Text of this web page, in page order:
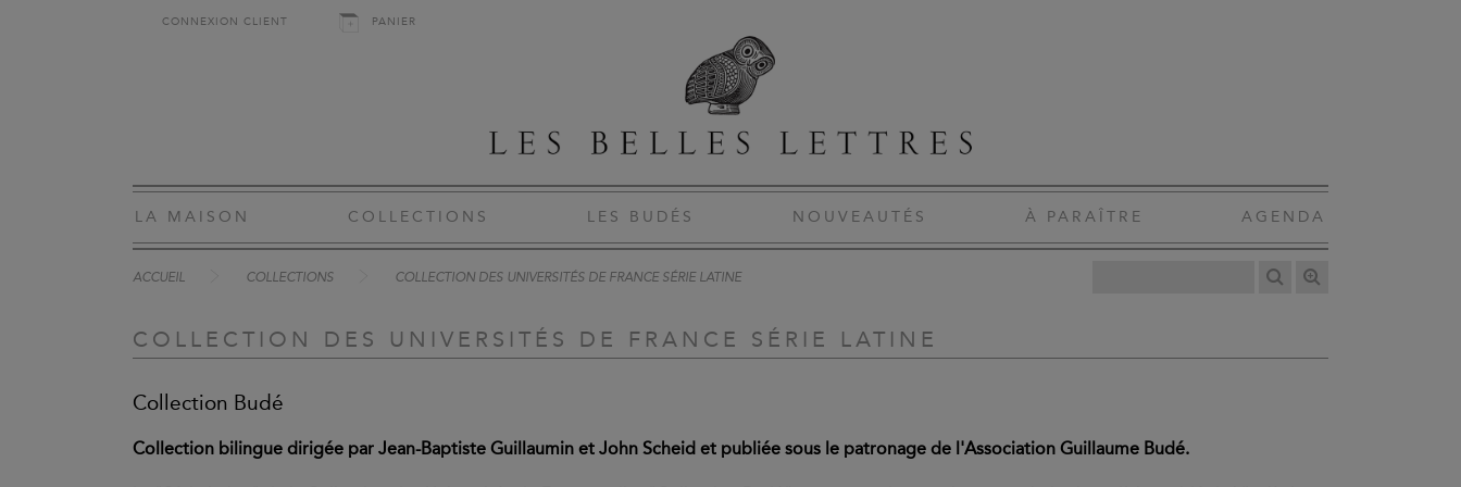
CONNEXION CLIENT PANIER
LA MAISON COLLECTIONS LES BUDÉS NOUVEAUTÉS À PARAÎTRE AGENDA
ACCUEIL COLLECTIONS COLLECTION DES UNIVERSITÉS DE FRANCE SÉRIE LATINE
COLLECTION DES UNIVERSITÉS DE FRANCE SÉRIE LATINE
Collection Budé
Collection bilingue dirigée par Jean-Baptiste Guillaumin et John Scheid et publiée sous le patronage de l'Association Guillaume Budé.